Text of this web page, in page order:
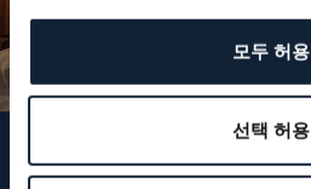
모두 허용
선택 허용
브레게 팔로우하기